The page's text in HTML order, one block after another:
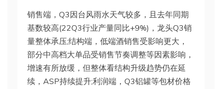
销售端，Q3因台风雨水天气较多，且去年同期
基数较高(22Q3行业产量同比+9%)，龙头Q3销
量整体承压;结构端，低端酒销售受影响更大，
部分中高档大单品受销售节奏调整等因素影响，
增速有所放缓，但整体看结构升级趋势仍在延
续，ASP持续提升;利润端，Q3铝罐等包材价格